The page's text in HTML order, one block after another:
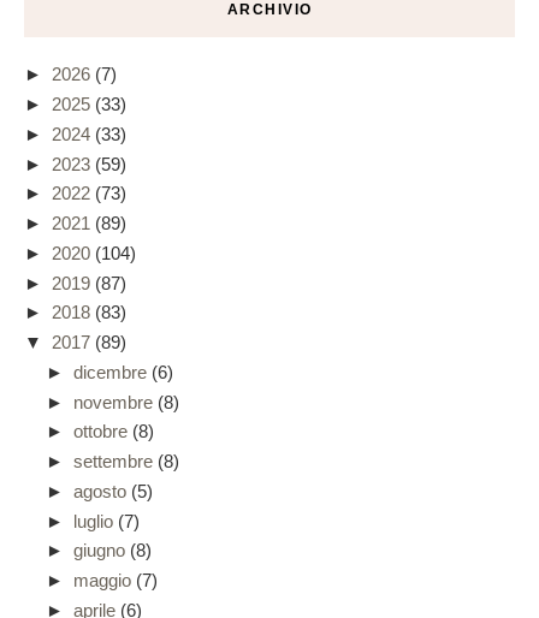
ARCHIVIO
► 2026 (7)
► 2025 (33)
► 2024 (33)
► 2023 (59)
► 2022 (73)
► 2021 (89)
► 2020 (104)
► 2019 (87)
► 2018 (83)
▼ 2017 (89)
► dicembre (6)
► novembre (8)
► ottobre (8)
► settembre (8)
► agosto (5)
► luglio (7)
► giugno (8)
► maggio (7)
► aprile (6)